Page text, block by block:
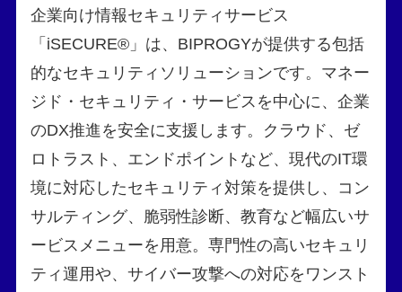
企業向け情報セキュリティサービス
「iSECURE®」は、BIPROGYが提供する包括
的なセキュリティソリューションです。マネー
ジド・セキュリティ・サービスを中心に、企業
のDX推進を安全に支援します。クラウド、ゼ
ロトラスト、エンドポイントなど、現代のIT環
境に対応したセキュリティ対策を提供し、コン
サルティング、脆弱性診断、教育など幅広いサ
ービスメニューを用意。専門性の高いセキュリ
ティ運用や、サイバー攻撃への対応をワンスト